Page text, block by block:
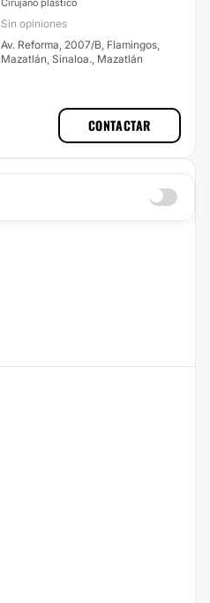
Cirujano plástico
Sin opiniones
Av. Reforma, 2007/B, Flamingos,
Mazatlán, Sinaloa., Mazatlán
CONTACTAR